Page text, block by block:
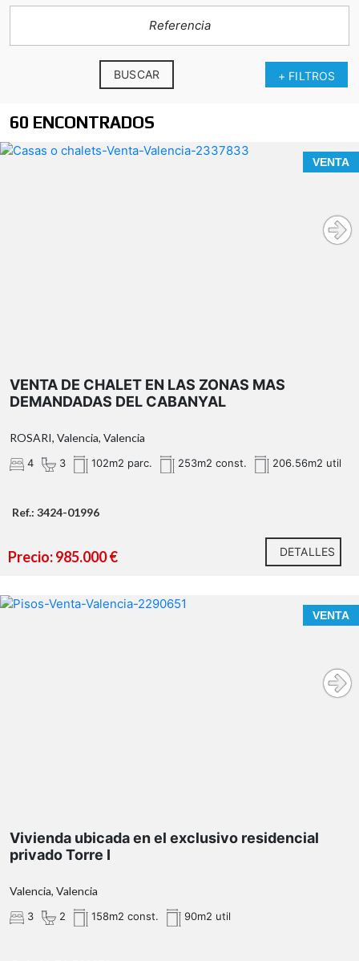
+ FILTROS
BUSCAR
60 ENCONTRADOS
VENTA
VENTA DE CHALET EN LAS ZONAS MAS
DEMANDADAS DEL CABANYAL
ROSARI, Valencia, Valencia
4 3 102m2 parc. 253m2 const. 206.56m2 util
Ref.: 3424-01996
Precio: 985.000 € DETALLES
VENTA
Vivienda ubicada en el exclusivo residencial
privado Torre I
Valencia, Valencia
3 2 158m2 const. 90m2 util